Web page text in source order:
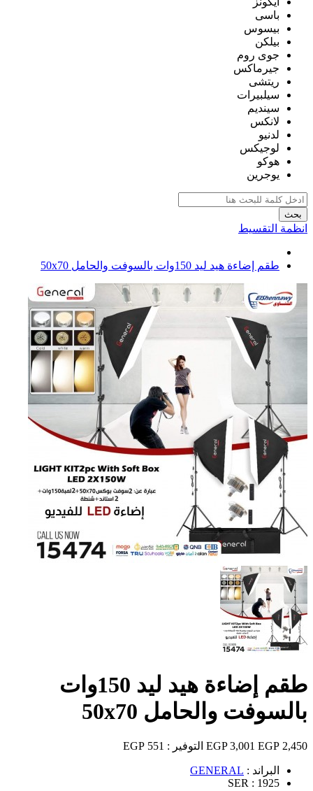
باسى
بيسوس
بيلكن
جوى روم
جيرماكس
ريتشى
سيلبيرات
سينديم
لانكس
لدنيو
لوجيكس
هوكو
يوجرين
بحث
انظمة التقسيط
طقم إضاءة هيد ليد 150وات بالسوفت والحامل 50x70
طقم إضاءة هيد ليد 150وات
بالسوفت والحامل 50x70
2,450 EGP
3,001 EGP التوفير : 551 EGP
البراند : GENERAL
SER : 1925